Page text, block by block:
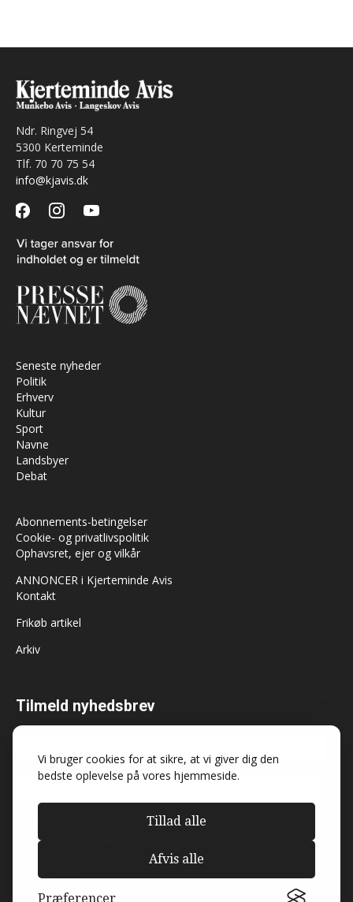
Vi bruger cookies for at sikre, at vi giver dig den
bedste oplevelse på vores hjemmeside.
Tillad alle
Afvis alle
Præferencer
Ndr. Ringvej 54
5300 Kerteminde
Tlf. 70 70 75 54
info@kjavis.dk
facebookinstagramyoutube
Seneste nyheder
Politik
Erhverv
Kultur
Sport
Navne
Landsbyer
Debat
Abonnements-betingelser
Cookie- og privatlivspolitik
Ophavsret, ejer og vilkår
ANNONCER i Kjerteminde Avis
Kontakt
Frikøb artikel
Arkiv
Tilmeld nyhedsbrev
Må Kjerteminde Avis sende dig nyheder og
markedsføring?